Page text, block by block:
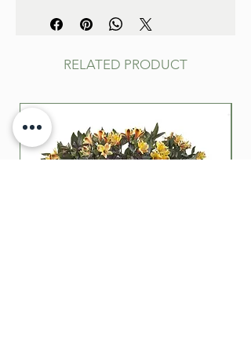
RELATED PRODUCT